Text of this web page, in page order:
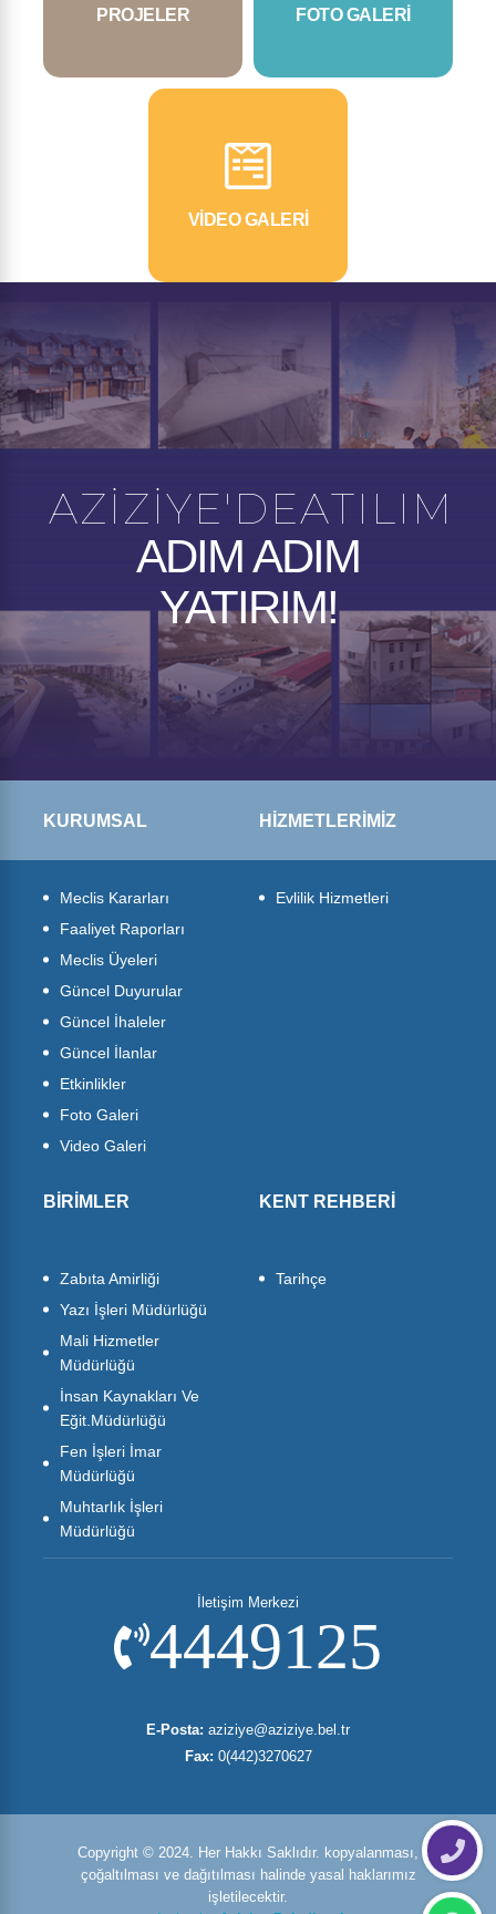
PROJELER FOTO GALERİ
VİDEO GALERİ
A Z İ Z İ Y E ' D E A T I L I M
ADIM ADIM
YATIRIM!
KURUMSAL
Meclis Kararları
Faaliyet Raporları
Meclis Üyeleri
Güncel Duyurular
Güncel İhaleler
Güncel İlanlar
Etkinlikler
Foto Galeri
Video Galeri
HİZMETLERİMİZ
Evlilik Hizmetleri
BİRİMLER
Zabıta Amirliği
Yazı İşleri Müdürlüğü
Mali Hizmetler
Müdürlüğü
İnsan Kaynakları Ve
Eğit.Müdürlüğü
Fen İşleri İmar
Müdürlüğü
Muhtarlık İşleri
Müdürlüğü
KENT REHBERİ
Tarihçe
İletişim Merkezi
4449125
E-Posta: aziziye@aziziye.bel.tr
Fax: 0(442)3270627
Copyright © 2024. Her Hakkı Saklıdır. kopyalanması,
çoğaltılması ve dağıtılması halinde yasal haklarımız
işletilecektir.